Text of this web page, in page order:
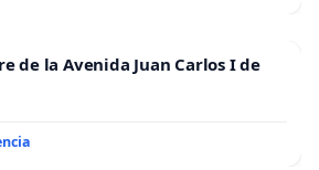
de la Avenida Juan Carlos I de